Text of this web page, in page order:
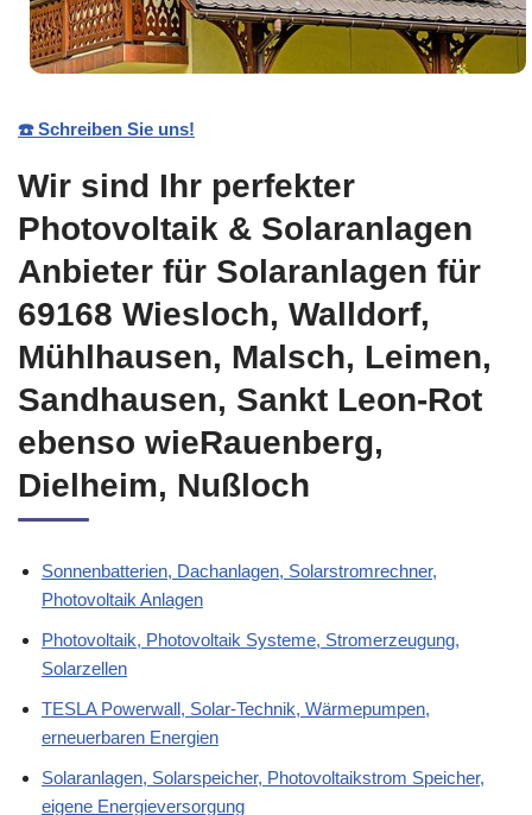
☎️ Schreiben Sie uns!
Wir sind Ihr perfekter
Photovoltaik & Solaranlagen
Anbieter für Solaranlagen für
69168 Wiesloch, Walldorf,
Mühlhausen, Malsch, Leimen,
Sandhausen, Sankt Leon-Rot
ebenso wieRauenberg,
Dielheim, Nußloch
Sonnenbatterien, Dachanlagen, Solarstromrechner,
Photovoltaik Anlagen
Photovoltaik, Photovoltaik Systeme, Stromerzeugung,
Solarzellen
TESLA Powerwall, Solar-Technik, Wärmepumpen,
erneuerbaren Energien
Solaranlagen, Solarspeicher, Photovoltaikstrom Speicher,
eigene Energieversorgung